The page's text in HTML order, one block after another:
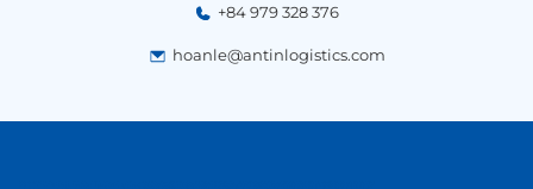
+84 979 328 376
hoanle@antinlogistics.com